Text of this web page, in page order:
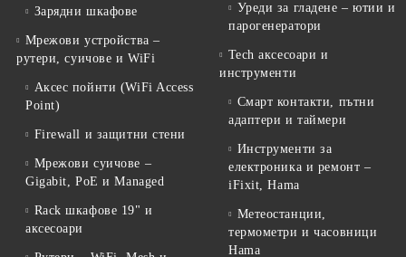
Зарядни шкафове
Мрежови устройства –
рутери, суичове и WiFi
Аксес пойнти (WiFi Access
Point)
Firewall и защитни стени
Мрежови суичове –
Gigabit, PoE и Managed
Rack шкафове 19" и
аксесоари
Уреди за гладене – ютии и
парогенератори
Tech аксесоари и
инструменти
Смарт контакти, пътни
адаптери и таймери
Инструменти за
електроника и ремонт –
iFixit, Hama
Метеостанции,
термометри и часовници
Hama